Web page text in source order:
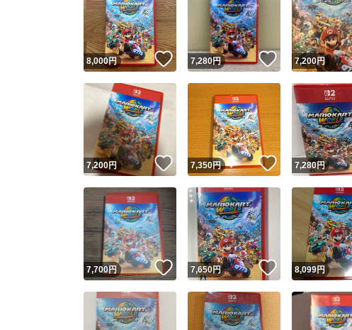
Yahoo!フリマが
安心取引出品者
安心取引出
取引実績
取引実績◯+
他フリマ実
スピード&安心
※このバッジは実
商品画像
コピーは
8,000円 いいね！
7,280円 いいね！
7,200円
7,200円 いいね！
7,350円 いいね！
7,280円
7,700円 いいね！
7,650円 いいね！
8,099円